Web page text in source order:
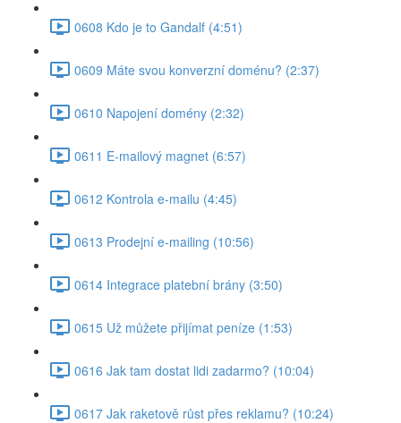
0608 Kdo je to Gandalf (4:51)
0609 Máte svou konverzní doménu? (2:37)
0610 Napojení domény (2:32)
0611 E-mailový magnet (6:57)
0612 Kontrola e-mailu (4:45)
0613 Prodejní e-mailing (10:56)
0614 Integrace platební brány (3:50)
0615 Už můžete přijímat peníze (1:53)
0616 Jak tam dostat lidi zadarmo? (10:04)
0617 Jak raketově růst přes reklamu? (10:24)